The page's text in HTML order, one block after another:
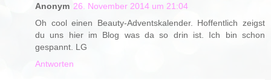
Anonym 26. November 2014 um 21:04
Oh cool einen Beauty-Adventskalender. Hoffentlich zeigst
du uns hier im Blog was da so drin ist. Ich bin schon
gespannt. LG
Antworten